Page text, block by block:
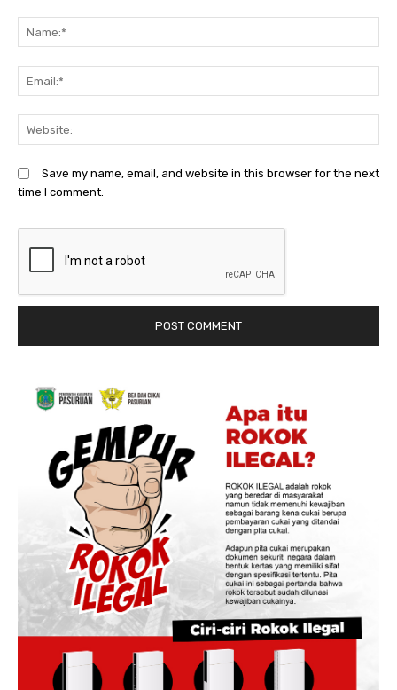
Save my name, email, and website in this browser for the next
time I comment.